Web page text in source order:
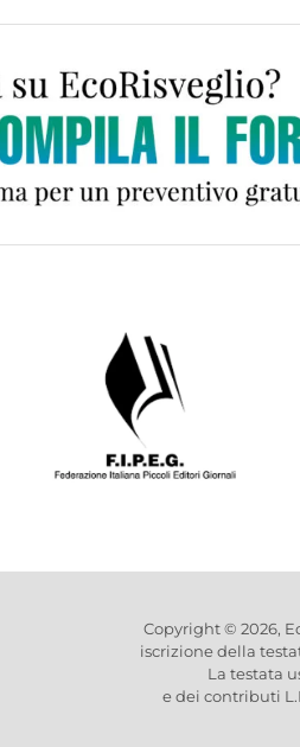
Copyright © 2026,
iscrizione della
La testata
e dei contributi